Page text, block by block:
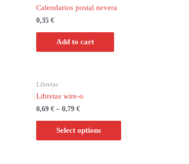
Calendarios postal nevera
0,35 €
Add to cart
Libretas
Libretas wire-o
0,69 € – 0,79 €
Select options